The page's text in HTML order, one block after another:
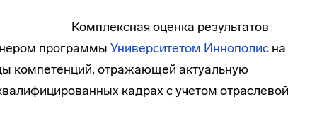
Комплексная оценка результатов
программы Университетом Иннополис на
компетенций, отражающей актуальную
кадрах с учетом отраслевой